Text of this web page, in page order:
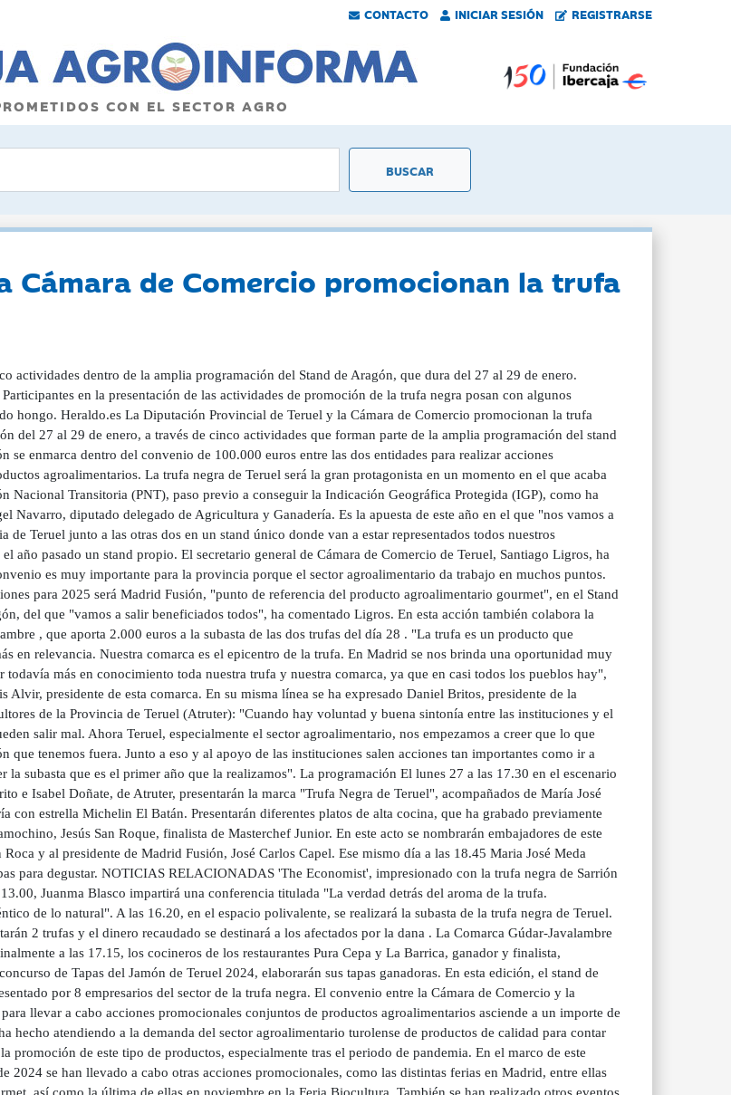
CONTACTO INICIAR SESIÓN REGISTRARSE
CON EL SECTOR AGRO
Cámara de Comercio promocionan la trufa
actividades dentro de la amplia programación del Stand de Aragón, que dura del 27 al 29 de enero.
en la presentación de las actividades de promoción de la trufa negra posan con algunos
hongo. Heraldo.es La Diputación Provincial de Teruel y la Cámara de Comercio promocionan la trufa
del 27 al 29 de enero, a través de cinco actividades que forman parte de la amplia programación del stand
se enmarca dentro del convenio de 100.000 euros entre las dos entidades para realizar acciones
agroalimentarios. La trufa negra de Teruel será la gran protagonista en un momento en el que acaba
Nacional Transitoria (PNT), paso previo a conseguir la Indicación Geográfica Protegida (IGP), como ha
Navarro, diputado delegado de Agricultura y Ganadería. Es la apuesta de este año en el que "nos vamos a
de Teruel junto a las otras dos en un stand único donde van a estar representados todos nuestros
año pasado un stand propio. El secretario general de Cámara de Comercio de Teruel, Santiago Ligros, ha
es muy importante para la provincia porque el sector agroalimentario da trabajo en muchos puntos.
para 2025 será Madrid Fusión, "punto de referencia del producto agroalimentario gourmet", en el Stand
del que "vamos a salir beneficiados todos", ha comentado Ligros. En esta acción también colabora la
, que aporta 2.000 euros a la subasta de las dos trufas del día 28 . "La trufa es un producto que
en relevancia. Nuestra comarca es el epicentro de la trufa. En Madrid se nos brinda una oportunidad muy
todavía más en conocimiento toda nuestra trufa y nuestra comarca, ya que en casi todos los pueblos hay",
Alvir, presidente de esta comarca. En su misma línea se ha expresado Daniel Britos, presidente de la
de la Provincia de Teruel (Atruter): "Cuando hay voluntad y buena sintonía entre las instituciones y el
salir mal. Ahora Teruel, especialmente el sector agroalimentario, nos empezamos a creer que lo que
que tenemos fuera. Junto a eso y al apoyo de las instituciones salen acciones tan importantes como ir a
la subasta que es el primer año que la realizamos". La programación El lunes 27 a las 17.30 en el escenario
e Isabel Doñate, de Atruter, presentarán la marca "Trufa Negra de Teruel", acompañados de María José
con estrella Michelin El Batán. Presentarán diferentes platos de alta cocina, que ha grabado previamente
Jesús San Roque, finalista de Masterchef Junior. En este acto se nombrarán embajadores de este
y al presidente de Madrid Fusión, José Carlos Capel. Ese mismo día a las 18.45 Maria José Meda
para degustar. NOTICIAS RELACIONADAS 'The Economist', impresionado con la trufa negra de Sarrión
Juanma Blasco impartirá una conferencia titulada "La verdad detrás del aroma de la trufa.
de lo natural". A las 16.20, en el espacio polivalente, se realizará la subasta de la trufa negra de Teruel.
2 trufas y el dinero recaudado se destinará a los afectados por la dana . La Comarca Gúdar-Javalambre
a las 17.15, los cocineros de los restaurantes Pura Cepa y La Barrica, ganador y finalista,
de Tapas del Jamón de Teruel 2024, elaborarán sus tapas ganadoras. En esta edición, el stand de
por 8 empresarios del sector de la trufa negra. El convenio entre la Cámara de Comercio y la
llevar a cabo acciones promocionales conjuntos de productos agroalimentarios asciende a un importe de
hecho atendiendo a la demanda del sector agroalimentario turolense de productos de calidad para contar
promoción de este tipo de productos, especialmente tras el periodo de pandemia. En el marco de este
2024 se han llevado a cabo otras acciones promocionales, como las distintas ferias en Madrid, entre ellas
así como la última de ellas en noviembre en la Feria Biocultura. También se han realizado otros eventos